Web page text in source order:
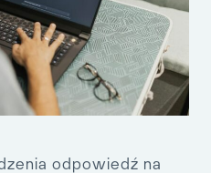
odpowiedź na